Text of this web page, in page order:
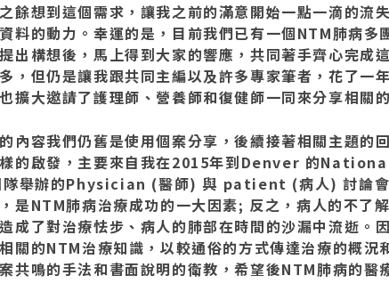
餘想到這個需求，讓我之前的滿意開始一點一滴的流
料的動力。幸運的是，目前我們已有一個NTM肺病多
出構想後，馬上得到大家的響應，共同著手齊心完
，但仍是讓我跟共同主編以及許多專家筆者，花了一
擴大邀請了護理師、營養師和復健師一同來分享相關
內容我們仍舊是使用個案分享，後續接著相關主題的
的啟發，主要來自我在2015年到Denver 的
隊舉辦的Physician (醫師) 與 patient (病人) 討論會
是NTM肺病治療成功的一大因素; 反之，病人的不了
成了對治療怯步、病人的肺部在時間的沙漏中流逝
關的NTM治療知識，以較通俗的方式傳達治療的概況
共鳴的手法和書面說明的衛教，希望後NTM肺病的醫